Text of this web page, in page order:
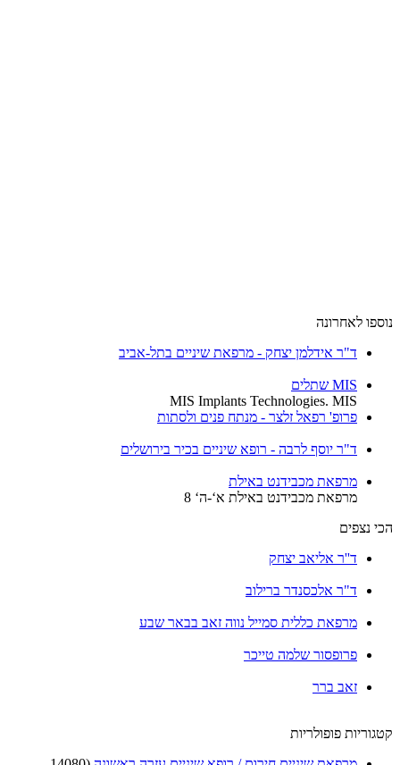
נוספו לאחרונה
ד"ר אידלמן יצחק - מרפאת שיניים בתל-אביב
MIS שתלים
MIS Implants Technologies. MIS
פרופ' רפאל זלצר - מנתח פנים ולסתות
ד"ר יוסף לרבה - רופא שיניים בכיר בירושלים
מרפאת מכבידנט באילת
מרפאת מכבידנט באילת א‘-ה‘ 8
הכי נצפים
ד''ר אליאב יצחק
ד"ר אלכסנדר ברילוב
מרפאת כללית סמייל נווה זאב בבאר שבע
פרופסור שלמה טייכר
זאב ברר
קטגוריות פופולריות